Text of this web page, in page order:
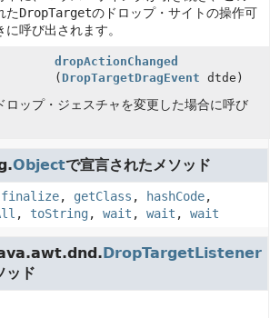
たDropTargetのドロップ・サイトの操作可
呼び出されます。
dropActionChanged
( DropTargetDragEvent dtde)
ロップ・ジェスチャを変更した場合に呼び
Objectで宣言されたメソッド
finalize, getClass , hashCode,
, toString, wait , wait , wait
java.awt.dnd.DropTargetListener
ッド